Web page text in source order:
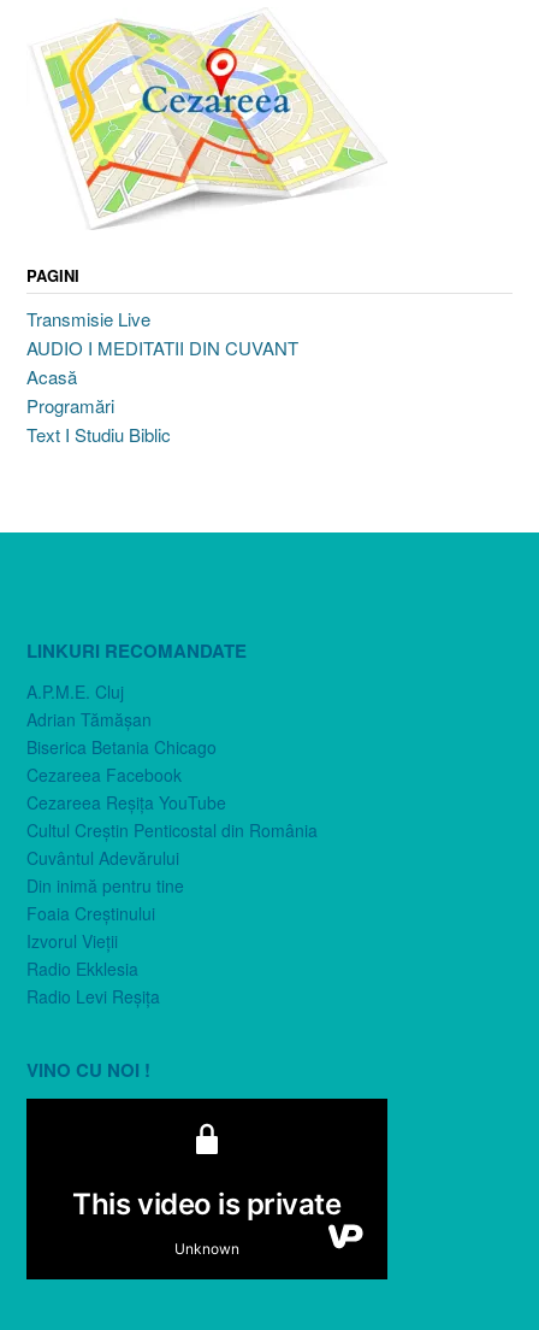
PAGINI
Transmisie Live
AUDIO I MEDITATII DIN CUVANT
Acasă
Programări
Text I Studiu Biblic
LINKURI RECOMANDATE
A.P.M.E. Cluj
Adrian Tămăşan
Biserica Betania Chicago
Cezareea Facebook
Cezareea Reşiţa YouTube
Cultul Creştin Penticostal din România
Cuvântul Adevărului
Din inimă pentru tine
Foaia Creştinului
Izvorul Vieţii
Radio Ekklesia
Radio Levi Reşiţa
VINO CU NOI !